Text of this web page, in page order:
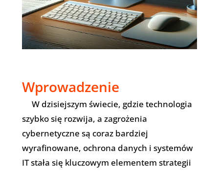
Wprowadzenie
W dzisiejszym świecie, gdzie technologia
szybko się rozwija, a zagrożenia
cybernetyczne są coraz bardziej
wyrafinowane, ochrona danych i systemów
IT stała się kluczowym elementem strategii